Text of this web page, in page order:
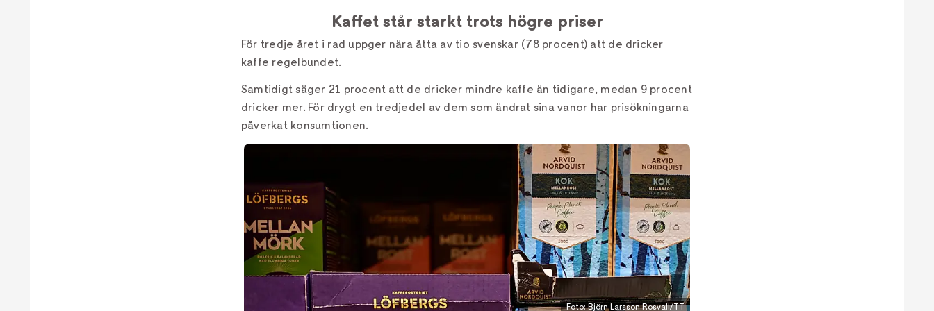
Kaffet står starkt trots högre priser
För tredje året i rad uppger nära åtta av tio svenskar (78 procent) att de dricker
kaffe regelbundet.
Samtidigt säger 21 procent att de dricker mindre kaffe än tidigare, medan 9 procent
dricker mer. För drygt en tredjedel av dem som ändrat sina vanor har prisökningarna
påverkat konsumtionen.
Foto: Björn Larsson Rosvall/TT